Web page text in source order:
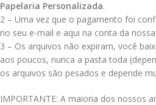
Papelaria Personalizada.
2 – Uma vez que o pagamento foi
no seu e-mail e aqui na conta da
3 – Os arquivos não expiram, você
aos poucos, nunca a pasta toda
os arquivos são pesados e depende
IMPORTANTE: A maioria dos nossos